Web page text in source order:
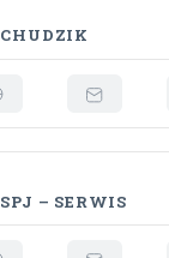
CHUDZIK
SPJ – SERWIS